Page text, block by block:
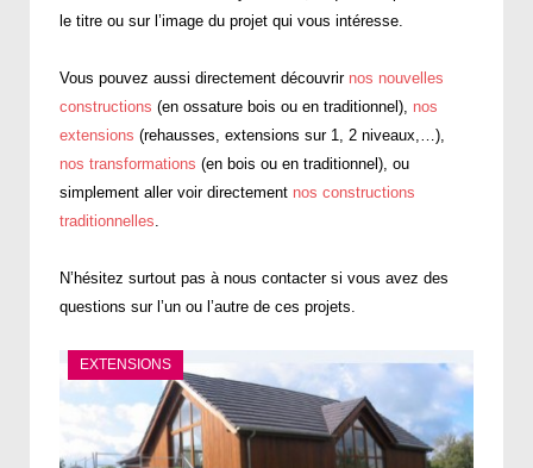
le titre ou sur l’image du projet qui vous intéresse.
Vous pouvez aussi directement découvrir nos nouvelles
constructions (en ossature bois ou en traditionnel), nos
extensions (rehausses, extensions sur 1, 2 niveaux,…),
nos transformations (en bois ou en traditionnel), ou
simplement aller voir directement nos constructions
traditionnelles.
N’hésitez surtout pas à nous contacter si vous avez des
questions sur l’un ou l’autre de ces projets.
EXTENSIONS